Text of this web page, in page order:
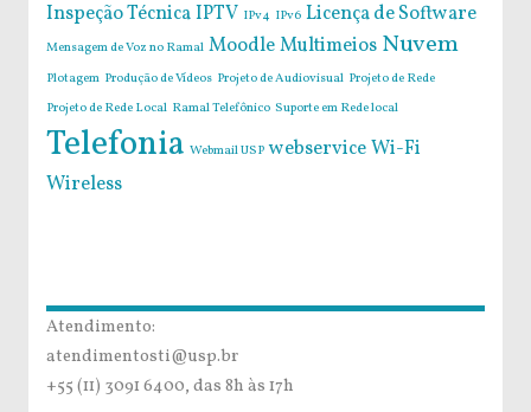
Inspeção TécnicaIPTV IPv4 IPv6 Licença de Software
Mensagem de Voz no Ramal MoodleMultimeios Nuvem
Plotagem Produção de Vídeos Projeto de Audiovisual Projeto de Rede
Projeto de Rede Local Ramal Telefônico Suporte em Rede local
Telefonia Webmail USP webserviceWi-Fi
Wireless
Atendimento:
atendimentosti@usp.br
+55 (11) 3091 6400, das 8h às 17h